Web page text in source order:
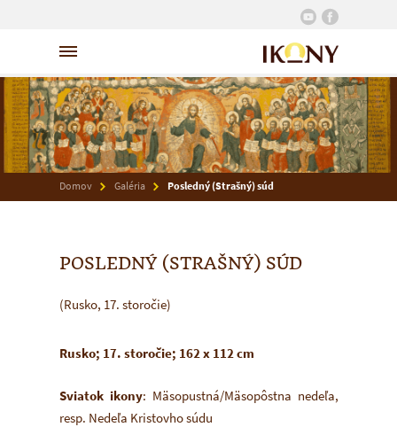
Domov Galéria Posledný (Strašný) súd
POSLEDNÝ (STRAŠNÝ) SÚD
(Rusko, 17. storočie)
Rusko; 17. storočie; 162 x 112 cm
Sviatok ikony: Mäsopustná/Mäsopôstna nedeľa,
resp. Nedeľa Kristovho súdu